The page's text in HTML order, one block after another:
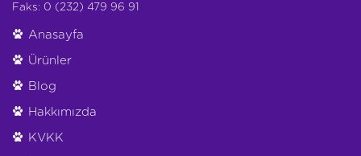
Faks: 0 (232) 479 96 91
Anasayfa
Ürünler
Blog
Hakkımızda
KVKK